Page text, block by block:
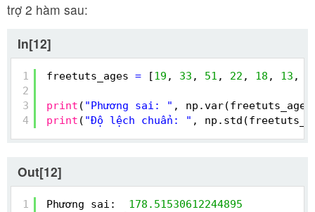
trợ 2 hàm sau:
In[12]
1
2
3
4
freetuts_ages = [19 , 33 , 51 , 22 , 18 , 13 ,
print ( "Phương sai: " ,
print ( "Độ lệch chuẩn: " ,
Out[12]
1
Phương sai: 178.51530612244895